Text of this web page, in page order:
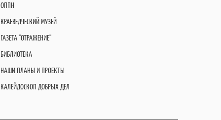
ОППН
КРАЕВЕДЧЕСКИЙ МУЗЕЙ
ГАЗЕТА "ОТРАЖЕНИЕ"
БИБЛИОТЕКА
НАШИ ПЛАНЫ И ПРОЕКТЫ
КАЛЕЙДОСКОП ДОБРЫХ ДЕЛ